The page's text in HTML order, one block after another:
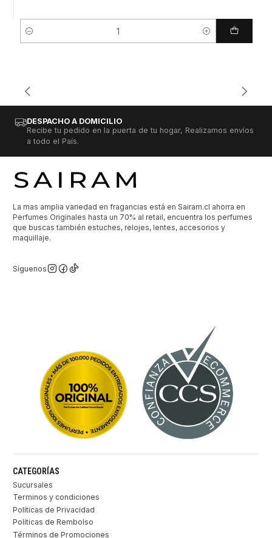
Cantidad
DESPACHO A DOMICILIO
Recibe tu pedido en la puerta de tu hogar, Realizamos envíos
a todo el País.
La mas amplia variedad en fragancias está en Sairam.cl ahorra en
Perfumes Originales hasta un 70% al retail, encuentra los perfumes
que buscas también estuches, relojes, lentes, accesorios y
maquillaje.
Síguenos
CATEGORÍAS
Sucursales
Terminos y condiciones
Políticas de Privacidad
Políticas de Rembolso
Términos de Promociones